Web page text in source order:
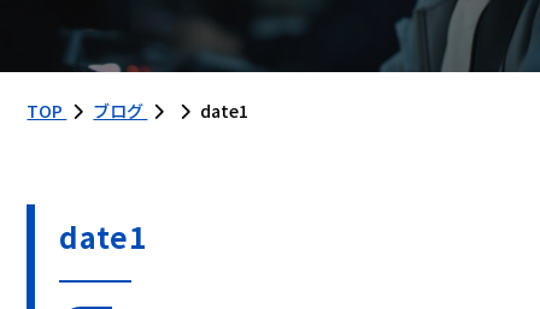
TOP ブログ date1
date1